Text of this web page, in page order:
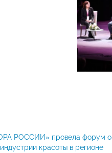
РОССИИ» провела форум о
красоты в регионе